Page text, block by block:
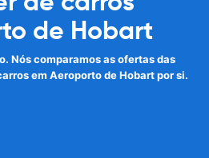
de Hobart
Nós comparamos as ofertas das
em Aeroporto de Hobart por si.